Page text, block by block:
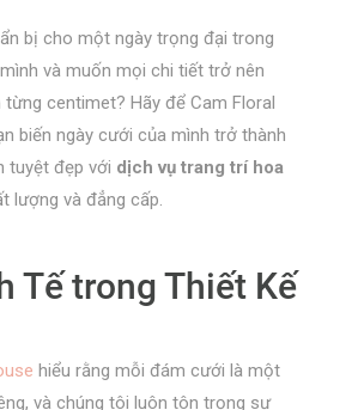
bị cho một ngày trọng đại trong
và muốn mọi chi tiết trở nên
từng centimet? Hãy để Cam Floral
biến ngày cưới của mình trở thành
tuyệt đẹp với dịch vụ trang trí hoa
lượng và đẳng cấp.
Tế trong Thiết Kế
hiểu rằng mỗi đám cưới là một
và chúng tôi luôn tôn trọng sự